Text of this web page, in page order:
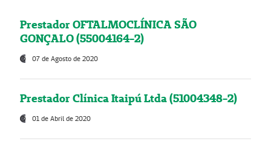
Prestador OFTALMOCLÍNICA SÃO
GONÇALO (55004164-2)
07 de Agosto de 2020
Prestador Clínica Itaipú Ltda (51004348-2)
01 de Abril de 2020